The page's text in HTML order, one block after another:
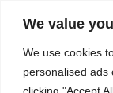
We value
We use cookies
personalised ads
clicking "Accept
स्रोत